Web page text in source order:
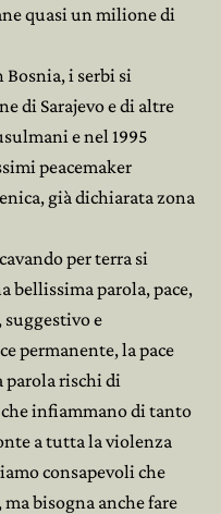
quasi un milione di
i serbi si
di Sarajevo e di altre
e nel 1995
peacemaker
già dichiarata zona
per terra si
bellissima parola, pace,
e
permanente, la pace
parola rischi di
infiammano di tanto
a tutta la violenza
consapevoli che
bisogna anche fare